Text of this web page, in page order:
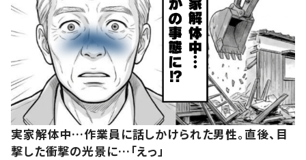
実家解体中…作業員に話しかけられた男性。直後、目
撃した衝撃の光景に…「えっ」